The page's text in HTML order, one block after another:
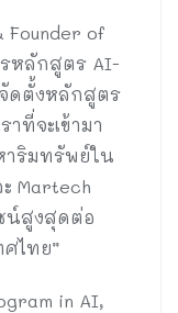
of
รหลักสูตร AI-
จัดตั้งหลักสูตร
ที่จะเข้ามา
ริมทรัพย์ใน
Martech
น์สูงสุดต่อ
ไทย”
in AI,